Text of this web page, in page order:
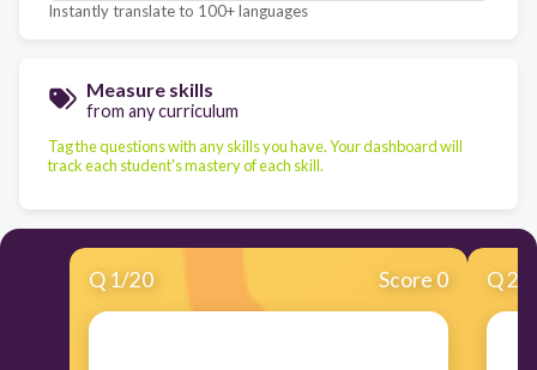
Instantly translate to 100+ languages
Measure skills
from any curriculum
Tag the questions with any skills you have. Your dashboard will
track each student's mastery of each skill.
Q 1/20 Score 0 Q2